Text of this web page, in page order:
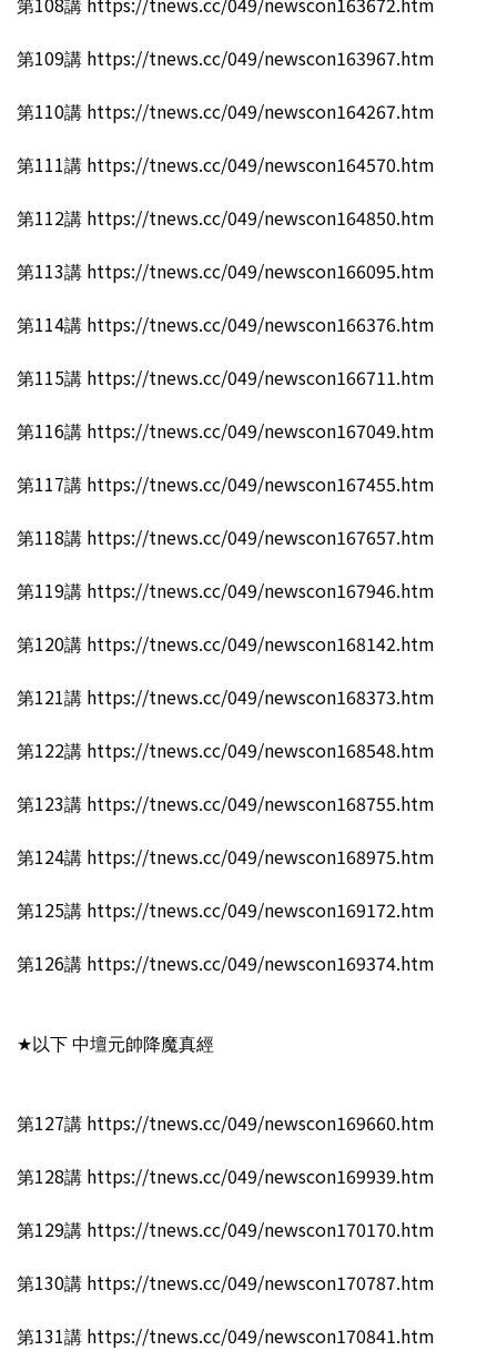
第109講 https://tnews.cc/049/newscon163967.htm
第110講 https://tnews.cc/049/newscon164267.htm
第111講 https://tnews.cc/049/newscon164570.htm
第112講 https://tnews.cc/049/newscon164850.htm
第113講 https://tnews.cc/049/newscon166095.htm
第114講 https://tnews.cc/049/newscon166376.htm
第115講 https://tnews.cc/049/newscon166711.htm
第116講 https://tnews.cc/049/newscon167049.htm
第117講 https://tnews.cc/049/newscon167455.htm
第118講 https://tnews.cc/049/newscon167657.htm
第119講 https://tnews.cc/049/newscon167946.htm
第120講 https://tnews.cc/049/newscon168142.htm
第121講 https://tnews.cc/049/newscon168373.htm
第122講 https://tnews.cc/049/newscon168548.htm
第123講 https://tnews.cc/049/newscon168755.htm
第124講 https://tnews.cc/049/newscon168975.htm
第125講 https://tnews.cc/049/newscon169172.htm
第126講 https://tnews.cc/049/newscon169374.htm
★以下 中壇元帥降魔真經
第127講 https://tnews.cc/049/newscon169660.htm
第128講 https://tnews.cc/049/newscon169939.htm
第129講 https://tnews.cc/049/newscon170170.htm
第130講 https://tnews.cc/049/newscon170787.htm
第131講 https://tnews.cc/049/newscon170841.htm